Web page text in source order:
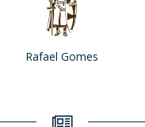
Rafael Gomes